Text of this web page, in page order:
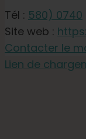
Tél : 580) 0740
Site web :
Contacter le
Lien de